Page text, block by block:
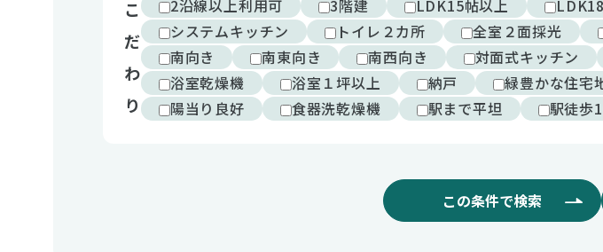
こ
だ
わ
り
2沿線以上利用可 3階建 LDK15帖以上
システムキッチン
トイレ２カ所 全室２面採光
南向き
南東向き 南西向き 対面式キッチン
浴室乾燥機
浴室１坪以上 納戸 緑豊かな住宅
陽当り良好
食器洗乾燥機 駅まで平坦 駅徒歩
この条件で検索